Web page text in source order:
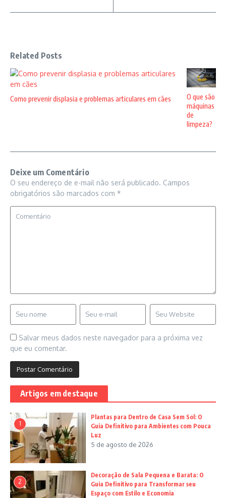
Related Posts
Como prevenir displasia e problemas articulares em cães
O que são
máquinas
de
limpeza?
Deixe um Comentário
O seu endereço de e-mail não será publicado. Campos
obrigatórios são marcados com *
Salvar meus dados neste navegador para a próxima vez
que eu comentar.
Artigos em destaque
1
Plantas para Dentro de Casa Sem Sol: O
Guia Definitivo para Ambientes com Pouca
Luz
5 de agosto de 2026
2
Decoração de Sala Pequena e Barata: O
Guia Definitivo para Transformar seu
Espaço com Estilo e Economia